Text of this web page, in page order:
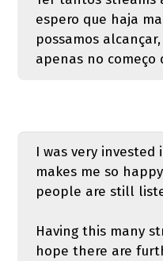
espero que haja
possamos
apenas no começo
I was very
makes me so
people are still
Having this many
hope there are